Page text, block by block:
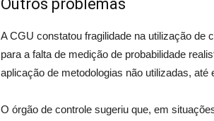
Outros problemas
A CGU constatou fragilidade na utilização de
para a falta de medição de probabilidade
aplicação de metodologias não utilizadas,
O órgão de controle sugeriu que, em